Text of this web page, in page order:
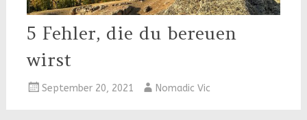
5 Fehler, die du bereuen
wirst
September 20, 2021 Nomadic Vic